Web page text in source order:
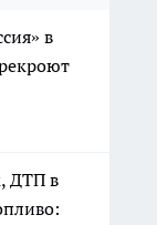
в
ДТП в